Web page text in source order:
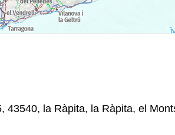
43540, la Ràpita, la Ràpita, el